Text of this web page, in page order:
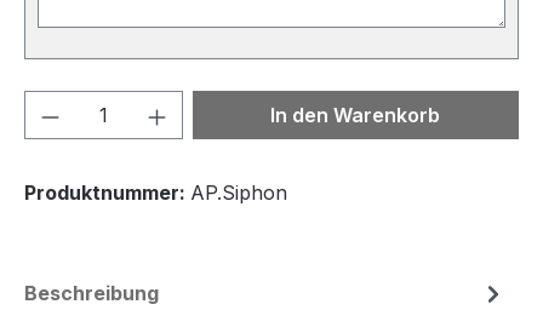
Produkt Anzahl: Gib denIn den Warenkorb
Produktnummer: AP.Siphon
Beschreibung